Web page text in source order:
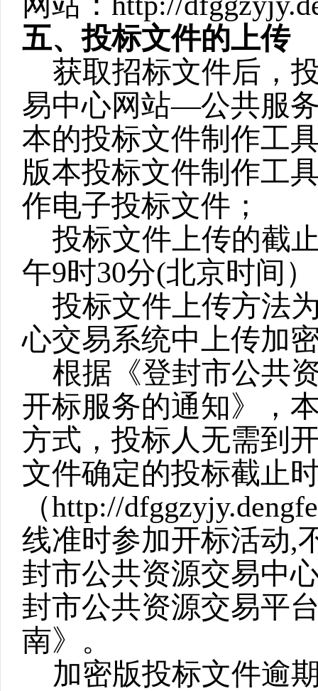
五、投标文件的上传
获取招标文件后，
易中心网站—公共服
本的投标文件制作工
版本投标文件制作工
作电子投标文件；
投标文件上传的截
午9时30分(北京时间
投标文件上传方法
心交易系统中上传加
根据《登封市公共
开标服务的通知》，
方式，投标人无需到
文件确定的投标截止
（http://
线准时参加开标活动,
封市公共资源交易中
封市公共资源交易平
南》。
加密版投标文件逾